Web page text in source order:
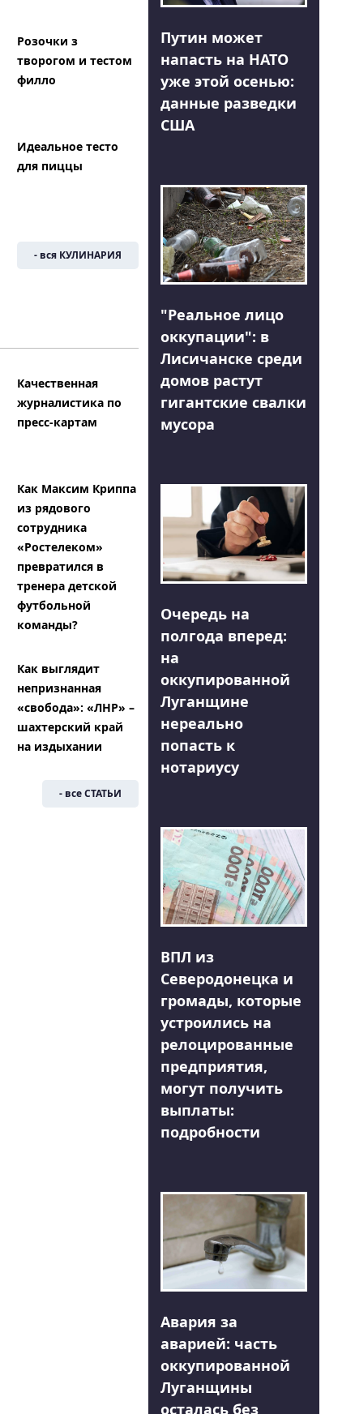
Розочки з
творогом и тестом
филло
Идеальное тесто
для пиццы
- вся КУЛИНАРИЯ
Качественная
журналистика по
пресс-картам
Как Максим Криппа
из рядового
сотрудника
«Ростелеком»
превратился в
тренера детской
футбольной
команды?
Как выглядит
непризнанная
«свобода»: «ЛНР» –
шахтерский край
на издыхании
- все СТАТЬИ
Путин может
напасть на НАТО
уже этой осенью:
данные разведки
США
"Реальное лицо
оккупации": в
Лисичанске среди
домов растут
гигантские свалки
мусора
Очередь на
полгода вперед:
на
оккупированной
Луганщине
нереально
попасть к
нотариусу
ВПЛ из
Северодонецка и
громады, которые
устроились на
релоцированные
предприятия,
могут получить
выплаты:
подробности
Авария за
аварией: часть
оккупированной
Луганщины
осталась без